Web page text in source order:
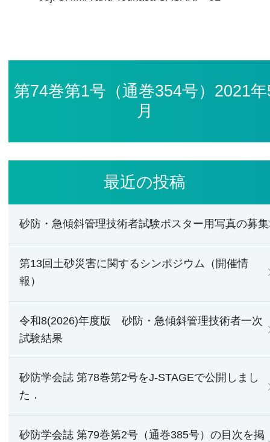
第74巻第1号（通巻354号）2021年
月
最近の投稿
砂防・急傾斜管理技術者試験ポスター用写真の募集
第13回土砂災害に関するシンポジウム（開催情
報）
令和8(2026)年度版 砂防・急傾斜管理技術者一次
試験結果
砂防学会誌 第78巻第2号をJ-STAGEで公開しまし
た．
砂防学会誌 第79巻第2号（通巻385号）の目次を掲